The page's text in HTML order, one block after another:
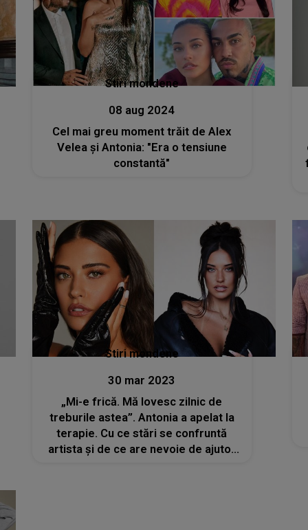
Stiri mondene
08 aug 2024
Cel mai greu moment trăit de Alex
Velea și Antonia: "Era o tensiune
constantă"
Stiri mondene
30 mar 2023
„Mi-e frică. Mă lovesc zilnic de
treburile astea”. Antonia a apelat la
terapie. Cu ce stări se confruntă
artista și de ce are nevoie de ajutor